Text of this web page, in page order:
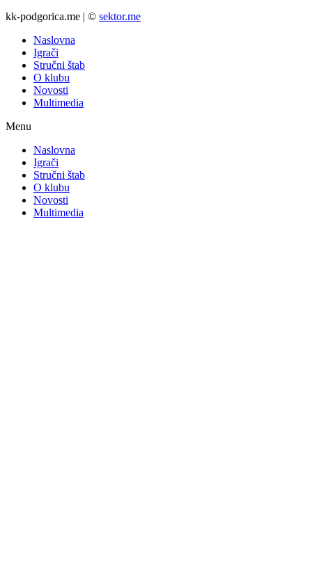
kk-podgorica.me | © sektor.me
Naslovna
Igrači
Stručni štab
O klubu
Novosti
Multimedia
Menu
Naslovna
Igrači
Stručni štab
O klubu
Novosti
Multimedia